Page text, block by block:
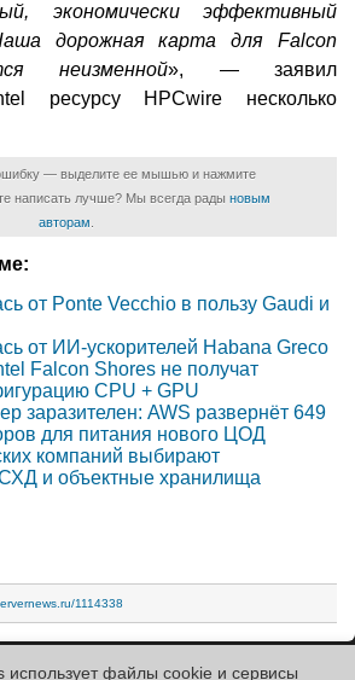
экономически эффективный
дорожная карта для Falcon
неизменной», — заявил
ресурсу HPCwire несколько
— выделите ее мышью и нажмите
написать лучше? Мы всегда рады новым
авторам
от Ponte Vecchio в пользу Gaudi и
от ИИ-ускорителей Habana Greco
Falcon Shores не получат
CPU + GPU
заразителен: AWS развернёт 649
для питания нового ЦОД
компаний выбирают
и объектные хранилища
1114338
использует файлы cookie и сервисы